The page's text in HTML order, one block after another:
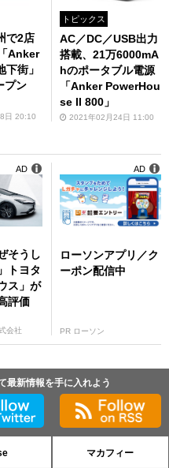
で2店
Anker
街」
プン
日 20:10
トピックス
AC／DC／USB出力
搭載、21万6000mA
hのポータブル電源
「Anker PowerHou
se II 800」
2021年02月24日 11:00
そうし
トヨタ
ス」が
評価
会社
AD
ローソンアプリ／ク
ーポン配信中
PR ローソン
AD
最新情報を手に入れよう
マカフィー